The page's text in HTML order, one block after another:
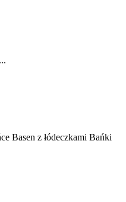
Basen z łódeczkami Bańki